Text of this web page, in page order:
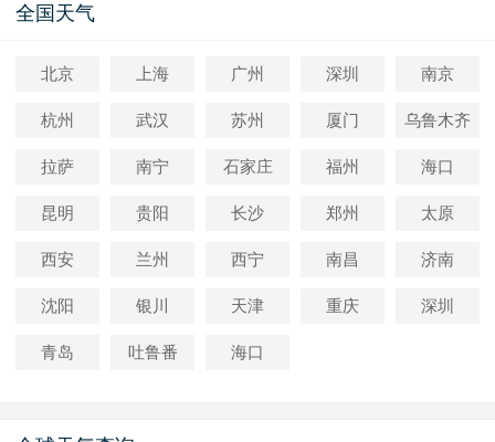
全国天气
北京 上海 广州 深圳 南京
杭州 武汉 苏州 厦门 乌鲁木齐
拉萨 南宁 石家庄 福州 海口
昆明 贵阳 长沙 郑州 太原
西安 兰州 西宁 南昌 济南
沈阳 银川 天津 重庆 深圳
青岛 吐鲁番 海口